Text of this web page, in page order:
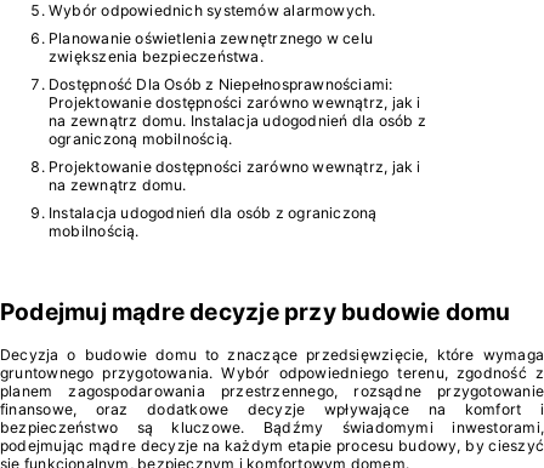
Wybór odpowiednich systemów alarmowych.
Planowanie oświetlenia zewnętrznego w celu
zwiększenia bezpieczeństwa.
Dostępność Dla Osób z Niepełnosprawnościami:
Projektowanie dostępności zarówno wewnątrz, jak i
na zewnątrz domu. Instalacja udogodnień dla osób z
ograniczoną mobilnością.
Projektowanie dostępności zarówno wewnątrz, jak i
na zewnątrz domu.
Instalacja udogodnień dla osób z ograniczoną
mobilnością.
Podejmuj mądre decyzje przy budowie domu
Decyzja o budowie domu to znaczące przedsięwzięcie, które wymaga
gruntownego przygotowania. Wybór odpowiedniego terenu, zgodność z
planem zagospodarowania przestrzennego, rozsądne przygotowanie
finansowe, oraz dodatkowe decyzje wpływające na komfort i
bezpieczeństwo są kluczowe. Bądźmy świadomymi inwestorami,
podejmując mądre decyzje na każdym etapie procesu budowy, by cieszyć
się funkcjonalnym, bezpiecznym i komfortowym domem.